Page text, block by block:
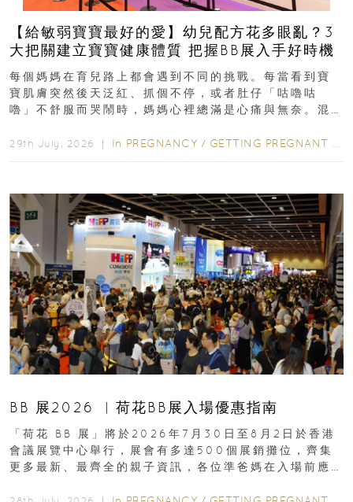
【給敏弱寶寶最好的愛】幼兒配方花多眼亂？3
大把關建立寶寶健康體質 把握BB展入手好時機
每個媽媽在育兒路上都會遇到不同的挑戰。每當看到寶
寶肌膚突然後天泛紅、抓個不停，或者肚仔「咕嚕咕
嚕」不舒服而哭鬧時，媽媽心裡總滿是心痛與無奈。混
29th July, 2026 ｜ In PREGNANCY / GETTING PREGNANT
BB 展2026 ︳荷花BB展入場優惠指南
「荷花 BB 展」將於2026年7月30日至8月2日於香港
會議展覽中心舉行，展會有多達500個展銷攤位，齊集
更多最新、最齊全的親子資訊，各位準爸媽在入場前應